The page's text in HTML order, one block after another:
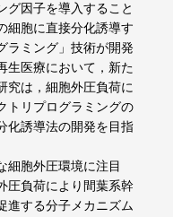
グ因子を導入すること
細胞に直接分化誘導す
ラミング」技術が開発
生医療において，新た
究は，細胞外圧負荷に
トリプログラミングの
化誘導法の開発を目指
細胞外圧環境に注目
圧負荷により間葉系幹
進する分子メカニズム